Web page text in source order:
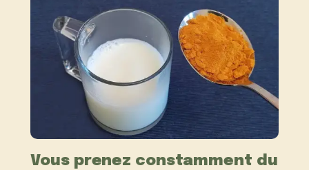
Vous prenez constamment du